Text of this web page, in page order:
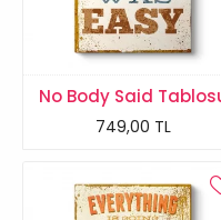
No Body Said
749,00 TL